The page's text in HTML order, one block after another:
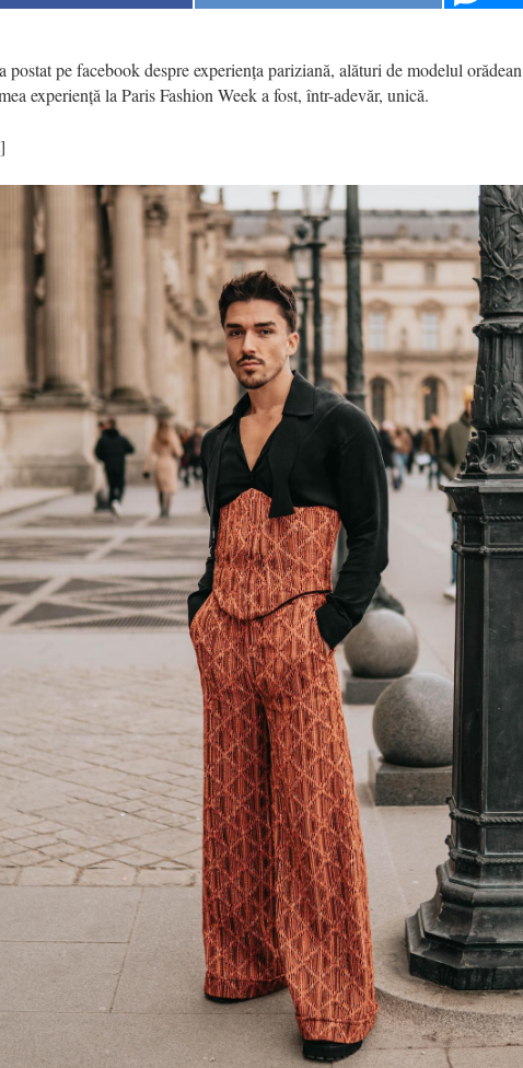
postat pe facebook despre experiența pariziană, alături de modelul
experiență la Paris Fashion Week a fost, într-adevăr, unică.